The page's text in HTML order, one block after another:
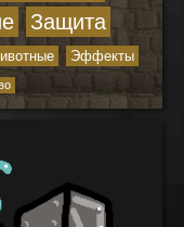
Защита
Эффекты